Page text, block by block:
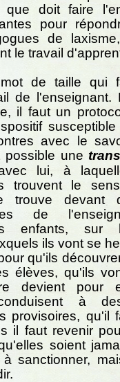
que doit faire
pour
de
le travail
de taille qui
de l'enseignant.
il faut un
avec le
possible une
lui, à
trouvent le
trouve devant
de
enfants, sur
ils vont se
qu'ils
élèves, qu'ils
devient pour
à
provisoires, qu'il
il faut revenir
soient
sanctionner,